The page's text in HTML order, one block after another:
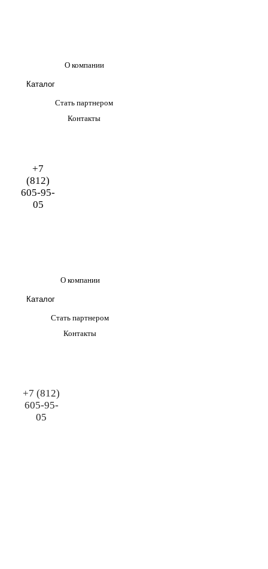
О компании
Каталог
Стать партнером
Контакты
+7
(812)
605-95-
05
О компании
Каталог
Стать партнером
Контакты
+7 (812)
605-95-
05